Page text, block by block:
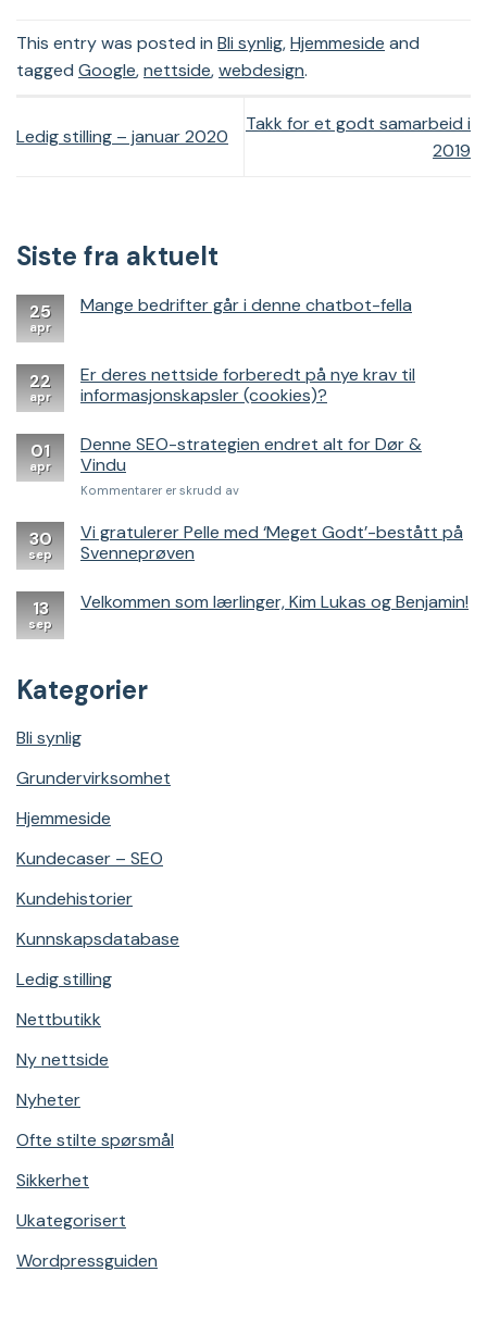
This entry was posted in Bli synlig,Hjemmeside and
tagged Google,nettside,webdesign.
Ledig stilling – januar 2020
Takk for et godt samarbeid i
2019
Siste fra aktuelt
25
apr
Mange bedrifter går i denne chatbot-fella
22
apr
Er deres nettside forberedt på nye krav til
informasjonskapsler (cookies)?
01
apr
Denne SEO-strategien endret alt for Dør &
Vindu
Kommentarer er skrudd avfor
SEO-
strategien
for
30
sep
Vi gratulerer Pelle med ‘Meget Godt’-bestått på
Svenneprøven
13
sep
Velkommen som lærlinger, Kim Lukas og Benjamin!
Kategorier
Bli synlig
Grundervirksomhet
Hjemmeside
Kundecaser – SEO
Kundehistorier
Kunnskapsdatabase
Ledig stilling
Nettbutikk
Ny nettside
Nyheter
Ofte stilte spørsmål
Sikkerhet
Ukategorisert
Wordpressguiden